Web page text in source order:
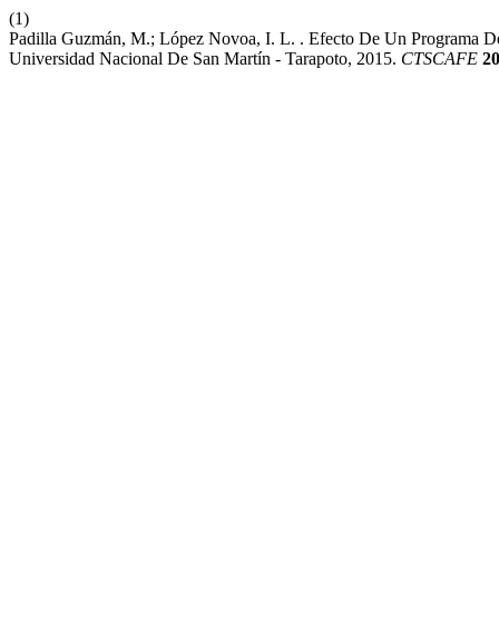
(1)
Padilla Guzmán, M.; López Novoa, I. L. . Efecto De Un Programa
Universidad Nacional De San Martín - Tarapoto, 2015. CTSCAFE